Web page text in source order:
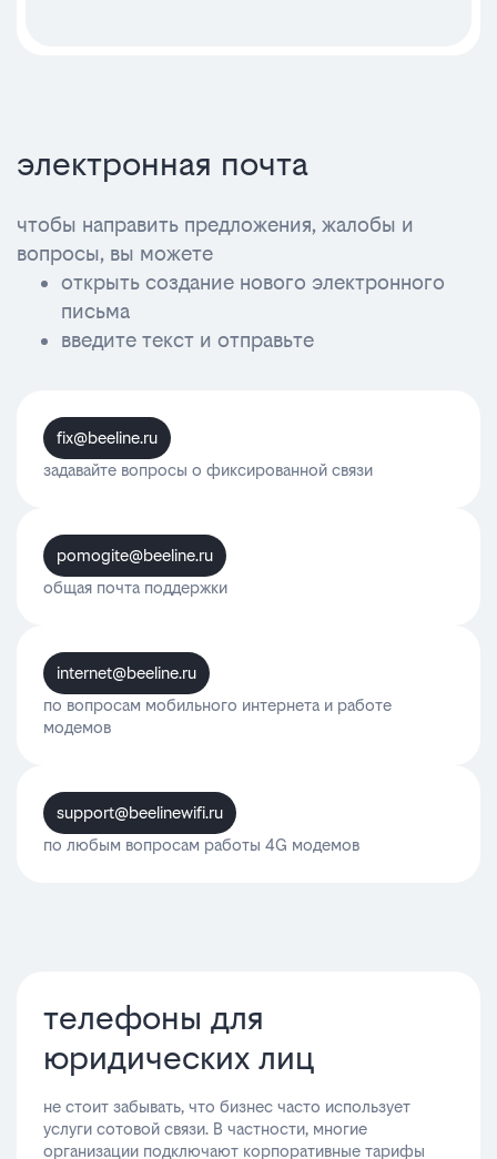
электронная почта
чтобы направить предложения, жалобы и
вопросы, вы можете
открыть создание нового электронного
письма
введите текст и отправьте
fix@beeline.ru
задавайте вопросы о фиксированной связи
pomogite@beeline.ru
общая почта поддержки
internet@beeline.ru
по вопросам мобильного интернета и работе
модемов
support@beelinewifi.ru
по любым вопросам работы 4G модемов
телефоны для
юридических лиц
не стоит забывать, что бизнес часто использует
услуги сотовой связи. В частности, многие
организации подключают корпоративные тарифы